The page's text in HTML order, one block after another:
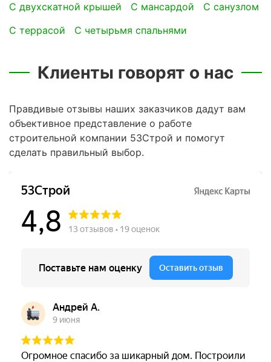
с двухскатной крышей
с мансардой
с санузлом
с террасой
с четырьмя спальнями
Клиенты говорят о нас
Правдивые отзывы наших заказчиков дадут вам
объективное представление о работе
строительной компании 53Строй и помогут
сделать правильный выбор.